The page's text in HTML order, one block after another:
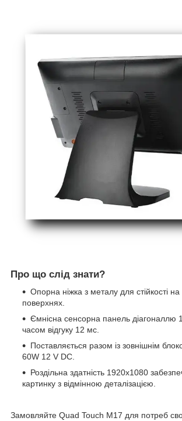
Про що слід знати?
Опорна ніжка з металу для стійкості
поверхнях.
Ємнісна сенсорна панель діагоналлю
часом відгуку 12 мс.
Поставляється разом із зовнішнім
60W 12 V DC.
Роздільна здатність 1920х1080
картинку з відмінною деталізацією.
Замовляйте Quad Touch M17 для потреб